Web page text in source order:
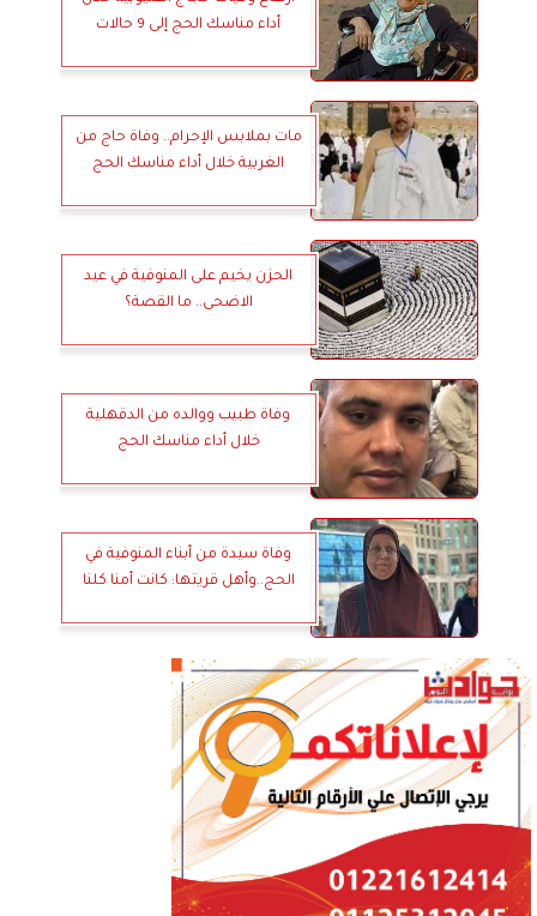
أداء مناسك الحج إلى 9 حالات
مات بملابس الإحرام.. وفاة حاج من
الغربية خلال أداء مناسك الحج
الحزن يخيم على المنوفية في عيد
الاضحى.. ما القصة؟
وفاة طبيب ووالده من الدقهلية
خلال أداء مناسك الحج
وفاة سيدة من أبناء المنوفية في
الحج..وأهل قريتها: كانت أمنا كلنا